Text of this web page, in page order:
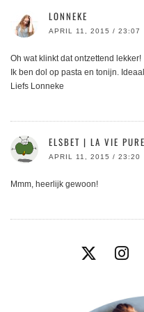
LONNEKE
APRIL 11, 2015 / 23:07
Oh wat klinkt dat ontzettend lekker!
Ik ben dol op pasta en tonijn.
Liefs Lonneke
ELSBET | LA VIE PURE
APRIL 11, 2015 / 23:20
Mmm, heerlijk gewoon!